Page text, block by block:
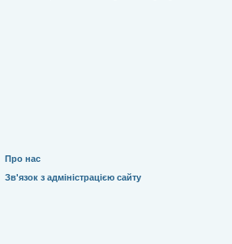
Про нас
Зв'язок з адміністрацією сайту